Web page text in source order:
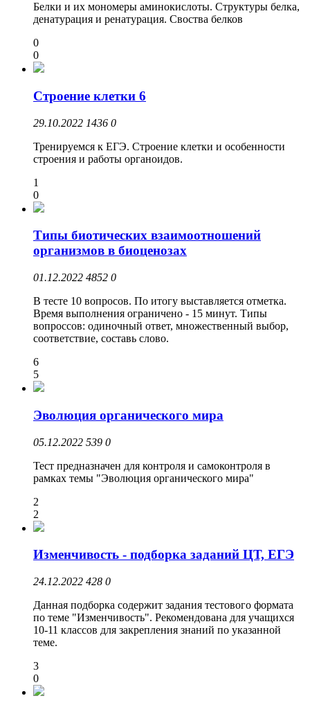
Белки и их мономеры аминокислоты. Структуры белка,
денатурация и ренатурация. Своства белков
0
0
Строение клетки 6
29.10.2022 1436 0
Тренируемся к ЕГЭ. Строение клетки и особенности
строения и работы органоидов.
1
0
Типы биотических взаимоотношений
организмов в биоценозах
01.12.2022 4852 0
В тесте 10 вопросов. По итогу выставляется отметка.
Время выполнения ограничено - 15 минут. Типы
вопроссов: одиночный ответ, множественный выбор,
соответствие, составь слово.
6
5
Эволюция органического мира
05.12.2022 539 0
Тест предназначен для контроля и самоконтроля в
рамках темы "Эволюция органического мира"
2
2
Изменчивость - подборка заданий ЦТ, ЕГЭ
24.12.2022 428 0
Данная подборка содержит задания тестового формата
по теме "Изменчивость". Рекомендована для учащихся
10-11 классов для закрепления знаний по указанной
теме.
3
0